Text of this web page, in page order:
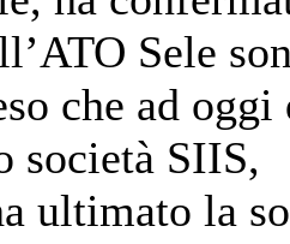
Sele
che ad
società SIIS,
ultimato la